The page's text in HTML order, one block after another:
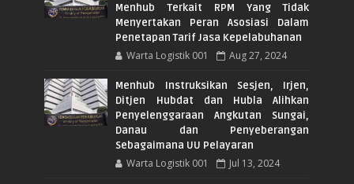
Menhub Terkait RPM Yang Tidak
Menyertakan Peran Asosiasi Dalam
Penetapan Tarif Jasa Kepelabuhanan
Warta Logistik 001 Aug 27, 2024
Menhub Instruksikan Sesjen, Irjen,
Ditjen Hubdat dan Hubla Alihkan
Penyelenggaraan Angkutan Sungai,
Danau dan Penyeberangan
Sebagaimana UU Pelayaran
Warta Logistik 001 Jul 13, 2024